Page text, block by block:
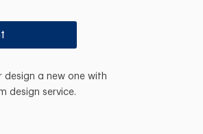
design a new one with
design service.